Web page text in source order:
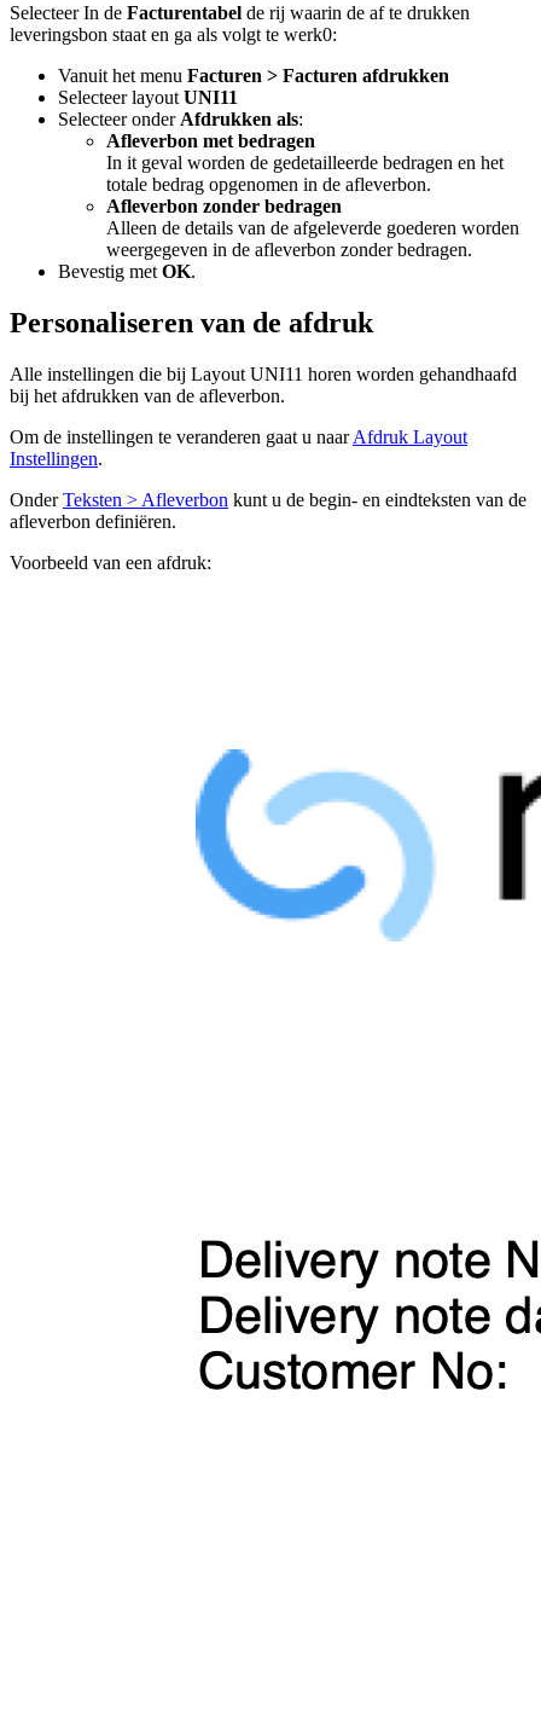
Selecteer In de Facturentabel de rij waarin de af te drukken
leveringsbon staat en ga als volgt te werk0:
Vanuit het menu Facturen > Facturen afdrukken
Selecteer layout UNI11
Selecteer onder Afdrukken als:
Afleverbon met bedragen
In it geval worden de gedetailleerde bedragen en het
totale bedrag opgenomen in de afleverbon.
Afleverbon zonder bedragen
Alleen de details van de afgeleverde goederen worden
weergegeven in de afleverbon zonder bedragen.
Bevestig met OK.
Personaliseren van de afdruk
Alle instellingen die bij Layout UNI11 horen worden gehandhaafd
bij het afdrukken van de afleverbon.
Om de instellingen te veranderen gaat u naarAfdruk Layout
Instellingen.
OnderTeksten > Afleverbon kunt u de begin- en eindteksten van de
afleverbon definiëren.
Voorbeeld van een afdruk: